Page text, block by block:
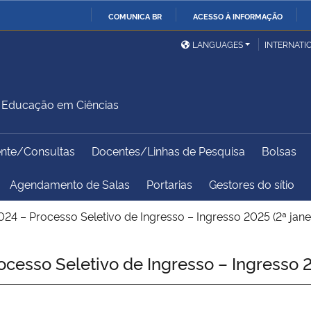
COMUNICA BR ACESSO À INFORMAÇÃO
Ministério da Defesa
Ministério das Relações
Exteriores
Desenvolvimento Regional
Controladoria-Geral da
União
LANGUAGES
em Ciências
Consultas Docentes/Linhas de Pesquisa Bolsas
Agendamento de Salas Portarias Gestores do sítio
– Processo Seletivo de Ingresso – Ingresso 2025 (2ª
Seletivo de Ingresso – Ingresso